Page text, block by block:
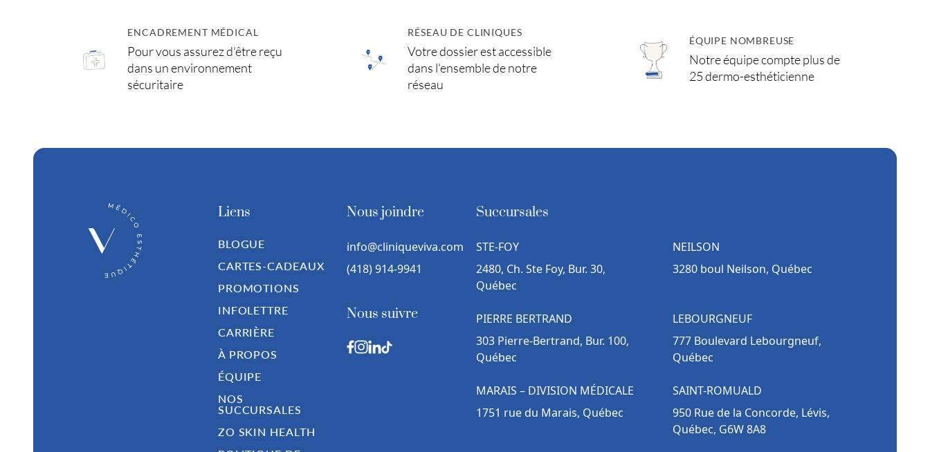
ENCADREMENT MÉDICAL
Pour vous assurez d'être reçu
dans un environnement
sécuritaire
RÉSEAU DE CLINIQUES
Votre dossier est accessible
dans l'ensemble de notre
réseau
ÉQUIPE NOMBREUSE
Notre équipe compte plus de
25 dermo-esthéticienne
Succursales
STE-FOY
2480, Ch. Ste Foy, Bur. 30,
Québec
NEILSON
3280 boul Neilson, Québec
PIERRE BERTRAND
303 Pierre-Bertrand, Bur. 100,
Québec
LEBOURGNEUF
777 Boulevard Lebourgneuf,
Québec
MARAIS – DIVISION MÉDICALE
1751 rue du Marais, Québec
SAINT-ROMUALD
950 Rue de la Concorde, Lévis,
Québec, G6W 8A8
Liens
BLOGUE
CARTES-CADEAUX
PROMOTIONS
INFOLETTRE
CARRIÈRE
À PROPOS
ÉQUIPE
NOS
SUCCURSALES
ZO SKIN HEALTH
Nous joindre
info@cliniqueviva.com
(418) 914-9941
Nous suivre